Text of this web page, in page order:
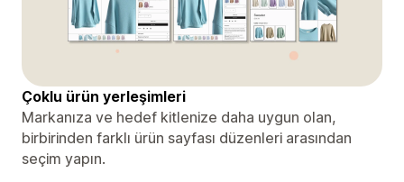
Çoklu ürün yerleşimleri
Markanıza ve hedef kitlenize daha uygun olan,
birbirinden farklı ürün sayfası düzenleri arasından
seçim yapın.